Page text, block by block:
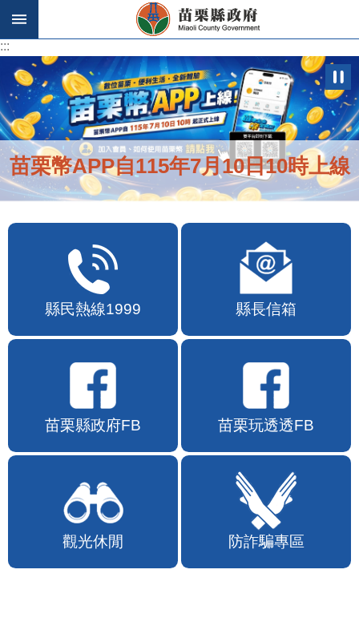
跳到主要內容區塊
:::
苗栗幣APP自115年7月10日10時上線
縣民熱線1999 縣長信箱
苗栗縣政府FB 苗栗玩透透FB
觀光休閒 防詐騙專區